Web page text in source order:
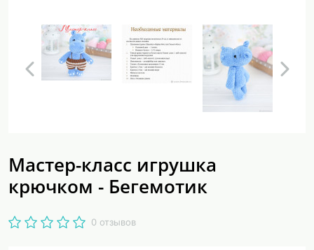
Мастер-класс игрушка
крючком - Бегемотик
0 отзывов